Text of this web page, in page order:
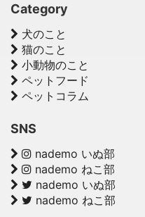
Category
犬のこと
猫のこと
小動物のこと
ペットフード
ペットコラム
SNS
nademo いぬ部
nademo ねこ部
nademo いぬ部
nademo ねこ部